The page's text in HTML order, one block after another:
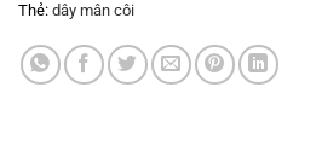
Thẻ: dây mân côi